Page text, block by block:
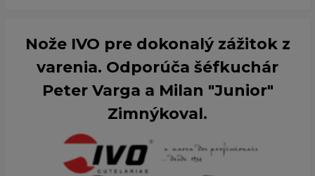
Nože IVO pre dokonalý zážitok z
varenia. Odporúča šéfkuchár
Peter Varga a Milan "Junior"
Zimnýkoval.